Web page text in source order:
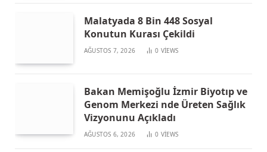
Malatyada 8 Bin 448 Sosyal
Konutun Kurası Çekildi
AĞUSTOS 7, 2026 0 VIEWS
Bakan Memişoğlu İzmir Biyotıp ve
Genom Merkezi nde Üreten Sağlık
Vizyonunu Açıkladı
AĞUSTOS 6, 2026 0 VIEWS